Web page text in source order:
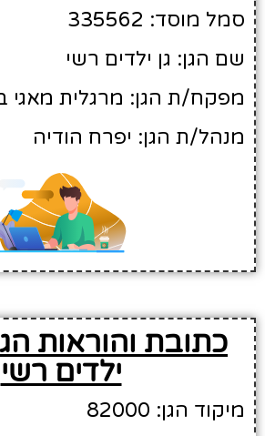
סמל מוסד: 335562
שם הגן: גן ילדים רשי
מפקח/ת הגן: מרגלית מאגי בן
מנהל/ת הגן: יפרח הודיה
כתובת והוראות
ילדים רשי
מיקוד הגן: 82000